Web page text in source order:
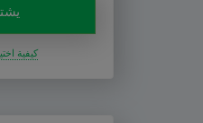
كيفية